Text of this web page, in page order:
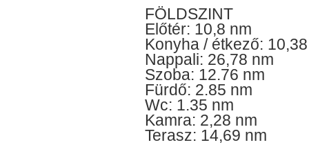
FÖLDSZINT
Előtér: 10,8 nm
Konyha / étkező:
Nappali: 26,78 nm
Szoba: 12.76 nm
Fürdő: 2.85 nm
Wc: 1.35 nm
Kamra: 2,28 nm
Terasz: 14,69 nm